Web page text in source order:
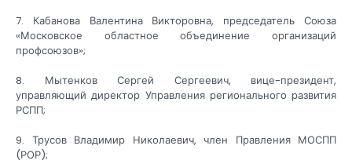
7. Кабанова Валентина Викторовна, председатель Союза
«Московское областное объединение организаций
профсоюзов»;
8. Мытенков Сергей Сергеевич, вице-президент,
управляющий директор Управления регионального развития
РСПП;
9. Трусов Владимир Николаевич, член Правления МОСПП
(РОР);